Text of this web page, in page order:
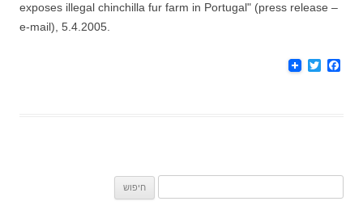
exposes illegal chinchilla fur farm in Portugal" (press release –
e-mail), 5.4.2005.
F
T